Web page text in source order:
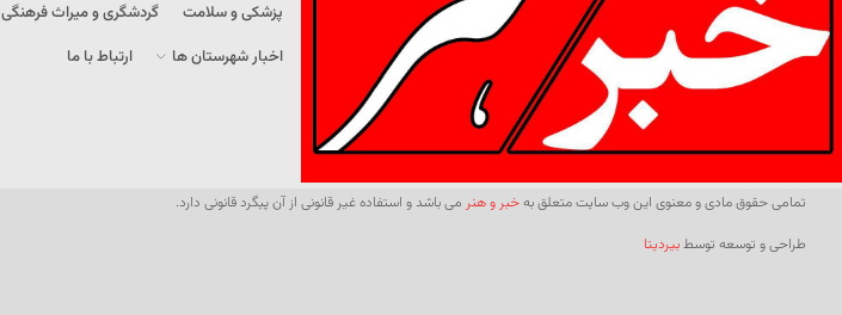
پزشکی و سلامت
گردشگری و میراث فرهنگی
اخبار شهرستان ها
ارتباط با ما
تمامی حقوق مادی و معنوی این وب سایت متعلق بهخبر و هنر می باشد و استفاده غیر قانونی از آن پیگرد قانونی دارد.
طراحی و توسعه توسطبیردیتا